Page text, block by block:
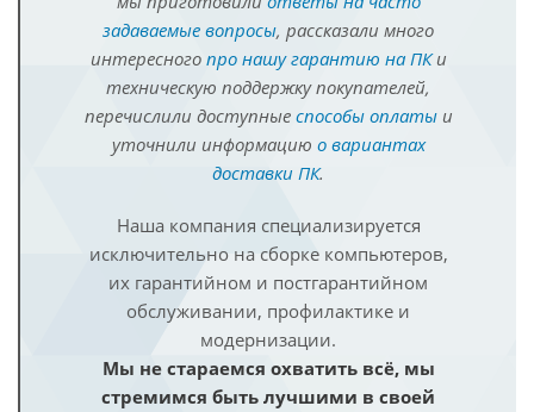
задаваемые вопросы, рассказали много
интересного про нашу гарантию на ПКи
техническую поддержку покупателей,
перечислили доступные способы оплатыи
уточнили информацию о вариантах
доставки ПК.
Наша компания специализируется
исключительно на сборке компьютеров,
их гарантийном и постгарантийном
обслуживании, профилактике и
модернизации.
Мы не стараемся охватить всё, мы
стремимся быть лучшими в своей